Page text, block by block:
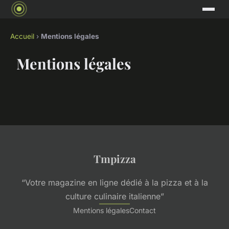
Accueil › Mentions légales
Mentions légales
Tmpizza
“Votre magazine en ligne dédié à la pizza et à la
culture culinaire italienne”
Mentions légalesContact